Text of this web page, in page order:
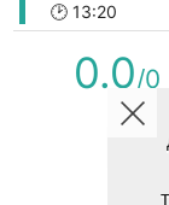
🕑13:20
0.0/0